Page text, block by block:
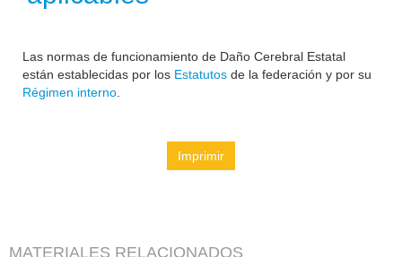
Las normas de funcionamiento de Daño Cerebral Estatal
están establecidas por los Estatutos de la federación y por su
Régimen interno
Imprimir
MATERIALES RELACIONADOS